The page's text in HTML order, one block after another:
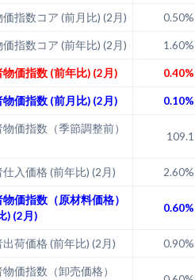
指数コア (前月比) (2月) 0.50%
指数コア (前年比) (2月) 1.60%
物価指数 (前年比) (2月) 0.40%
物価指数 (前月比) (2月) 0.10%
価指数（季節調整前）
109.1
入価格 (前年比) (2月) 2.60%
価指数（原材料価格）
) (2月)
0.60%
荷価格 (前年比) (2月) 0.90%
価指数（卸売価格）